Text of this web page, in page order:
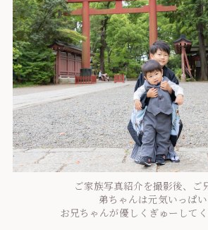
ご家族写真紹介を撮影後、
弟ちゃんは元気いっぱい
お兄ちゃんが優しくぎゅーしてく